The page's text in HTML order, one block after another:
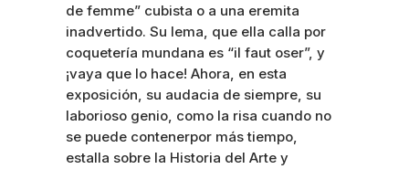
de femme” cubista o a una eremita
inadvertido. Su lema, que ella calla por
coquetería mundana es “il faut oser”, y
¡vaya que lo hace! Ahora, en esta
exposición, su audacia de siempre, su
laborioso genio, como la risa cuando no
se puede contenerpor más tiempo,
estalla sobre la Historia del Arte y